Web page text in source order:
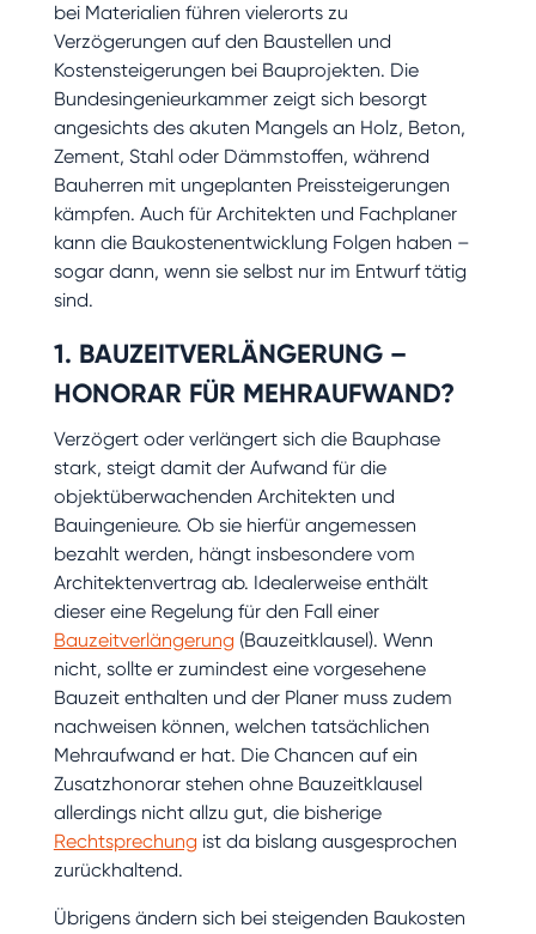
bei Materialien führen vielerorts zu
Verzögerungen auf den Baustellen und
Kostensteigerungen bei Bauprojekten. Die
Bundesingenieurkammer zeigt sich besorgt
angesichts des akuten Mangels an Holz, Beton,
Zement, Stahl oder Dämmstoffen, während
Bauherren mit ungeplanten Preissteigerungen
kämpfen. Auch für Architekten und Fachplaner
kann die Baukostenentwicklung Folgen haben –
sogar dann, wenn sie selbst nur im Entwurf tätig
sind.
1. BAUZEITVERLÄNGERUNG –
HONORAR FÜR MEHRAUFWAND?
Verzögert oder verlängert sich die Bauphase
stark, steigt damit der Aufwand für die
objektüberwachenden Architekten und
Bauingenieure. Ob sie hierfür angemessen
bezahlt werden, hängt insbesondere vom
Architektenvertrag ab. Idealerweise enthält
dieser eine Regelung für den Fall einer
Bauzeitverlängerung (Bauzeitklausel). Wenn
nicht, sollte er zumindest eine vorgesehene
Bauzeit enthalten und der Planer muss zudem
nachweisen können, welchen tatsächlichen
Mehraufwand er hat. Die Chancen auf ein
Zusatzhonorar stehen ohne Bauzeitklausel
allerdings nicht allzu gut, die bisherige
Rechtsprechung ist da bislang ausgesprochen
zurückhaltend.
Übrigens ändern sich bei steigenden Baukosten